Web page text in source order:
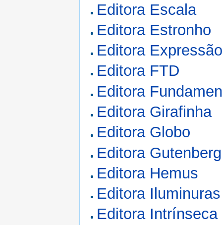
Editora Escala
Editora Estronho
Editora
Editora FTD
Editora
Editora Girafinha
Editora Globo
Editora Gutenberg
Editora Hemus
Editora Iluminuras
Editora Intrínseca